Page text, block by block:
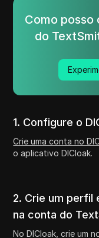
Como
do
1. Configure o
Crie uma conta no
o aplicativo DICloak.
2. Crie um perfil
na conta do
No DICloak, crie um